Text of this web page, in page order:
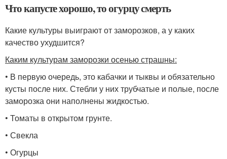
Что капусте хорошо, то огурцу смерть
Какие культуры выиграют от заморозков, а у каких
качество ухудшится?
Каким культурам заморозки осенью страшны:
• В первую очередь, это кабачки и тыквы и обязательно
кусты после них. Стебли у них трубчатые и полые, после
заморозка они наполнены жидкостью.
• Томаты в открытом грунте.
• Свекла
• Огурцы